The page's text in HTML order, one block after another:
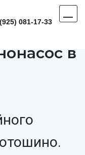
081-17-33
в